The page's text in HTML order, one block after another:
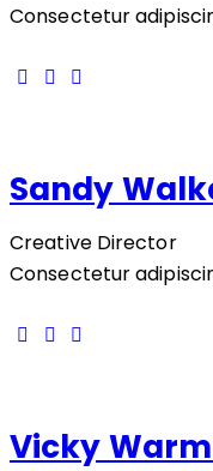
Consectetur
Sandy
Creative Director
Consectetur
Vicky